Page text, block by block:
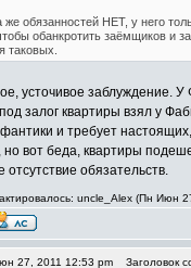
обязанностей НЕТ, у него
обанкротить заёмщиков и
таковых.
усточивое заблуждение.
залог квартиры взял у
и требует
но вот беда, квартиры
обязательств.
uncle_Alex (Пн Июн
27, 2011 12:53 pm Заголовок